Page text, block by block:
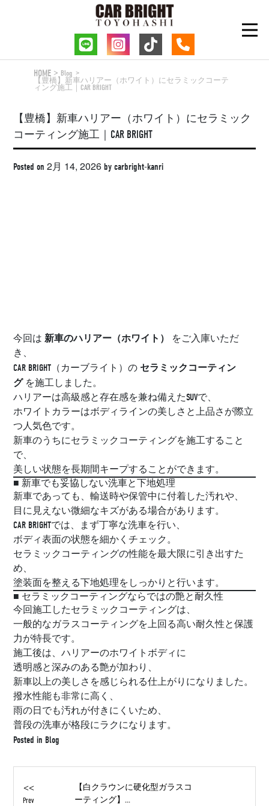
HOME
Blog
【豊橋】新車ハリアー（ホワイト）にセラミックコーテ
ィング施工｜CAR BRIGHT
【豊橋】新車ハリアー（ホワイト）にセラミック
コーティング施工｜CAR BRIGHT
Posted on2月 14, 2026 bycarbright-kanri
今回は新車のハリアー（ホワイト）
をご入庫いただ
き、
CAR BRIGHT（カーブライト）の セラミックコーティン
グを施工しました。
ハリアーは高級感と存在感を兼ね備えたSUVで、
ホワイトカラーはボディラインの美しさと上品さが際立
つ人気色です。
新車のうちにセラミックコーティングを施工すること
で、
美しい状態を長期間キープすることができます。
■ 新車でも妥協しない洗車と下地処理
新車であっても、輸送時や保管中に付着した汚れや、
目に見えない微細なキズがある場合があります。
CAR BRIGHTでは、まず丁寧な洗車を行い、
ボディ表面の状態を細かくチェック。
セラミックコーティングの性能を最大限に引き出すた
め、
塗装面を整える下地処理をしっかりと行います。
■ セラミックコーティングならではの艶と耐久性
今回施工したセラミックコーティングは、
一般的なガラスコーティングを上回る高い耐久性と保護
力が特長です。
施工後は、ハリアーのホワイトボディに
透明感と深みのある艶が加わり、
新車以上の美しさを感じられる仕上がりになりました。
撥水性能も非常に高く、
雨の日でも汚れが付きにくいため、
普段の洗車が格段にラクになります。
Posted in Blog
<<
Prev
【白クラウンに硬化型ガラスコ
ーティング】...